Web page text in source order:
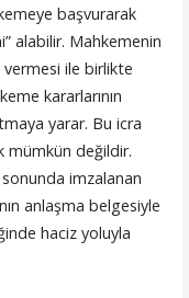
başvurarak
alabilir. Mahkemenin
ile birlikte
kararlarının
yarar. Bu icra
mümkün değildir.
imzalanan
anlaşma belgesiyle
haciz yoluyla